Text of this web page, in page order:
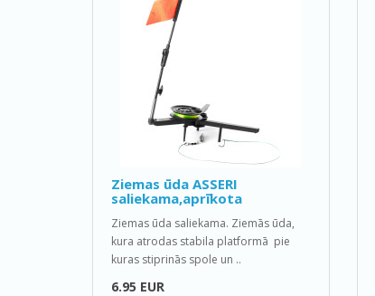
Ziemas ūda ASSERI
saliekama,aprīkota
Ziemas ūda saliekama. Ziemās ūda,
kura atrodas stabila platformā pie
kuras stiprinās spole un ..
6.95 EUR